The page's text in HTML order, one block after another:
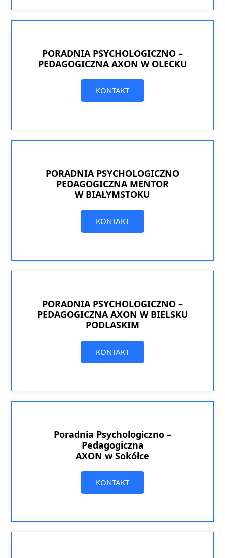
PORADNIA PSYCHOLOGICZNO –
PEDAGOGICZNA AXON W OLECKU
KONTAKT
PORADNIA PSYCHOLOGICZNO
PEDAGOGICZNA MENTOR
W BIAŁYMSTOKU
KONTAKT
PORADNIA PSYCHOLOGICZNO –
PEDAGOGICZNA AXON W BIELSKU
PODLASKIM
KONTAKT
Poradnia Psychologiczno –
Pedagogiczna
AXON w Sokółce
KONTAKT